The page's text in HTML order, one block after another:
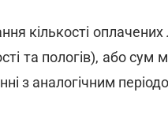
кількості
та пологів), або сум
з аналогічним